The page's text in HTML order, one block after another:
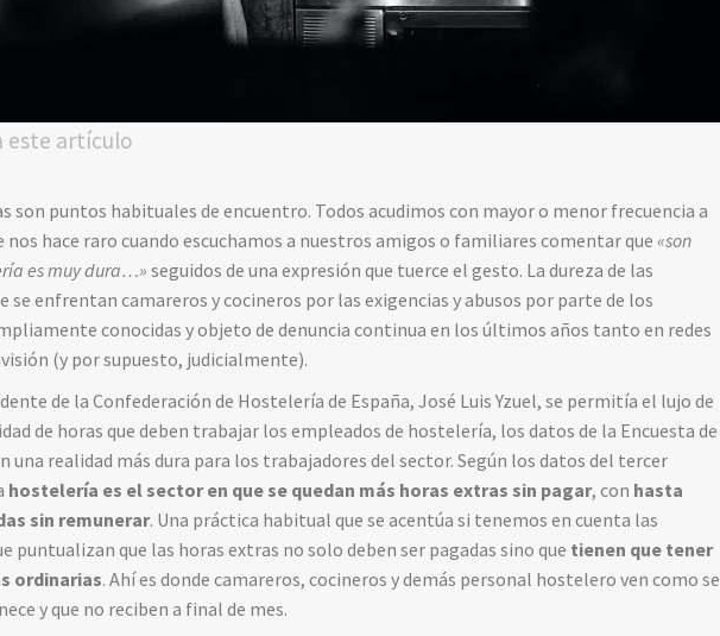
este artículo
son puntos habituales de encuentro. Todos acudimos con mayor o menor frecuencia a
hace raro cuando escuchamos a nuestros amigos o familiares comentar que«son
es muy dura…» seguidos de una expresión que tuerce el gesto. La dureza de las
se enfrentan camareros y cocineros por las exigencias y abusos por parte de los
conocidas y objeto de denuncia continua en los últimos años tanto en redes
(y por supuesto, judicialmente).
de la Confederación de Hostelería de España, José Luis Yzuel, se permitía el lujo de
de horas que deben trabajar los empleados de hostelería, los datos de la Encuesta de
una realidad más dura para los trabajadores del sector. Según los datos del tercer
hostelería es el sector en que se quedan más horas extras sin pagar, con hasta
sin remunerar. Una práctica habitual que se acentúa si tenemos en cuenta las
puntualizan que las horas extras no solo deben ser pagadas sino que tienen que tener
ordinarias. Ahí es donde camareros, cocineros y demás personal hostelero ven como se
y que no reciben a final de mes.